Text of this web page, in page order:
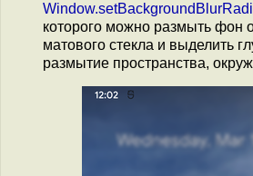
которого можно размыть фон
матового стекла и выделить
размытие пространства,